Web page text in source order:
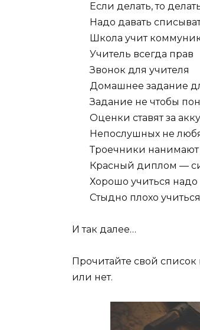
Если делать, то
Надо давать
Школа учит
Учитель всегда прав
Звонок для учителя
Домашнее задание
Задание не чтобы
Оценки ставят за
Непослушных не
Троечники нанимают
Красный диплом —
Хорошо учиться надо
Стыдно плохо учиться
И так далее…
Прочитайте свой список
или нет.